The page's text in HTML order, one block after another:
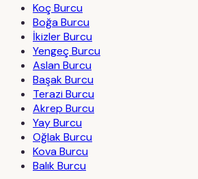
Koç Burcu
Boğa Burcu
İkizler Burcu
Yengeç Burcu
Aslan Burcu
Başak Burcu
Terazi Burcu
Akrep Burcu
Yay Burcu
Oğlak Burcu
Kova Burcu
Balık Burcu